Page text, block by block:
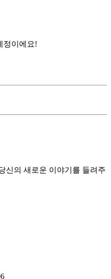
신의 새로운 이야기를 들려주
정이에요!